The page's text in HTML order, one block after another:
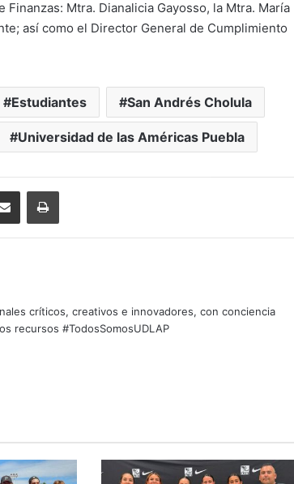
Mtra. Dianalicia Gayosso, la Mtra. María
así como el Director General de Cumplimiento
Estudiantes San Andrés Cholula
Universidad de las Américas Puebla
Share via Email Print
críticos, creativos e innovadores, con conciencia
recursos #TodosSomosUDLAP